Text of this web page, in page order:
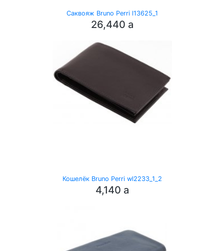
Саквояж Bruno Perri l13625_1
26,440 a
Кошелёк Bruno Perri wl2233_1_2
4,140 a